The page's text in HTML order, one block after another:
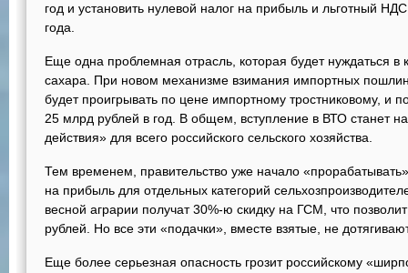
год и установить нулевой налог на прибыль и льготный
года.
Еще одна проблемная отрасль, которая будет нуждаться в
сахара. При новом механизме взимания импортных
будет проигрывать по цене импортному тростниковому, и
25 млрд рублей в год. В общем, вступление в ВТО станет
действия» для всего российского сельского хозяйства.
Тем временем, правительство уже начало
на прибыль для отдельных категорий
весной аграрии получат 30%-ю скидку на ГСМ, что
рублей. Но все эти «подачки», вместе взятые, не
Еще более серьезная опасность грозит российскому